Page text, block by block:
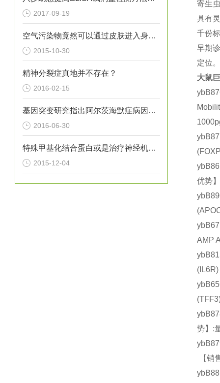
2017-09-19
空气污染物竟然可以通过皮肤进入身体？！
2015-10-30
精神分裂症真地并不存在？
2016-02-15
基因突变研究指出阿尔茨海默症病因新方向
2016-06-30
特殊甲基化结合蛋白或是治疗神经机能障碍的关键
2015-12-04
寄生
具有
千份
早期
定位
大鼠
优势
AMP
势】:
【销